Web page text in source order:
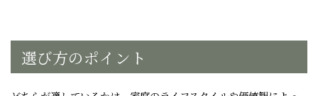
選び方のポイント